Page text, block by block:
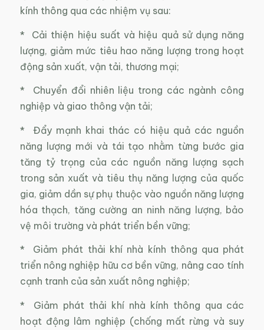
kính thông qua các nhiệm vụ sau:
* Cải thiện hiệu suất và hiệu quả sử dụng năng
lượng, giảm mức tiêu hao năng lượng trong hoạt
động sản xuất, vận tải, thương mại;
* Chuyển đổi nhiên liệu trong các ngành công
nghiệp và giao thông vận tải;
* Đẩy mạnh khai thác có hiệu quả các nguồn
năng lượng mới và tái tạo nhằm từng bước gia
tăng tỷ trọng của các nguồn năng lượng sạch
trong sản xuất và tiêu thụ năng lượng của quốc
gia, giảm dần sự phụ thuộc vào nguồn năng lượng
hóa thạch, tăng cường an ninh năng lượng, bảo
vệ môi trường và phát triển bền vững;
* Giảm phát thải khí nhà kính thông qua phát
triển nông nghiệp hữu cơ bền vững, nâng cao tính
cạnh tranh của sản xuất nông nghiệp;
* Giảm phát thải khí nhà kính thông qua các
hoạt động lâm nghiệp (chống mất rừng và suy